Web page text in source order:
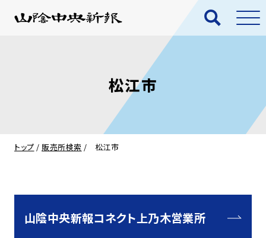
松江市
トップ / 販売所検索 / 松江市
山陰中央新報コネクト上乃木営業所